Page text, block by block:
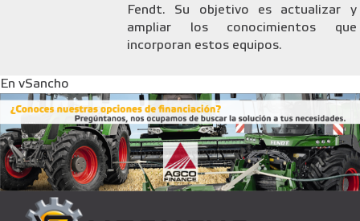
Fendt. Su objetivo es actualizar y
ampliar los conocimientos que
incorporan estos equipos.
En vSancho